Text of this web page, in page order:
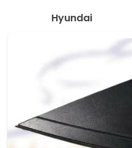
Hyundai